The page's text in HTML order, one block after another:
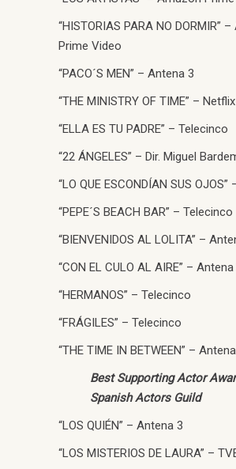
“HISTORIAS PARA NO DORMIR”
Prime Video
“PACO´S MEN” – Antena 3
“THE MINISTRY OF TIME” – Netflix
“ELLA ES TU PADRE” – Telecinco
“22 ÁNGELES” – Dir. Miguel
“LO QUE ESCONDÍAN SUS
“PEPE´S BEACH BAR” – Telecinco
“BIENVENIDOS AL LOLITA” –
“CON EL CULO AL AIRE” – Antena
“HERMANOS” – Telecinco
“FRÁGILES” – Telecinco
“THE TIME IN BETWEEN” –
Best Supporting Actor
Spanish Actors Guild
“LOS QUIÉN” – Antena 3
“LOS MISTERIOS DE LAURA” –